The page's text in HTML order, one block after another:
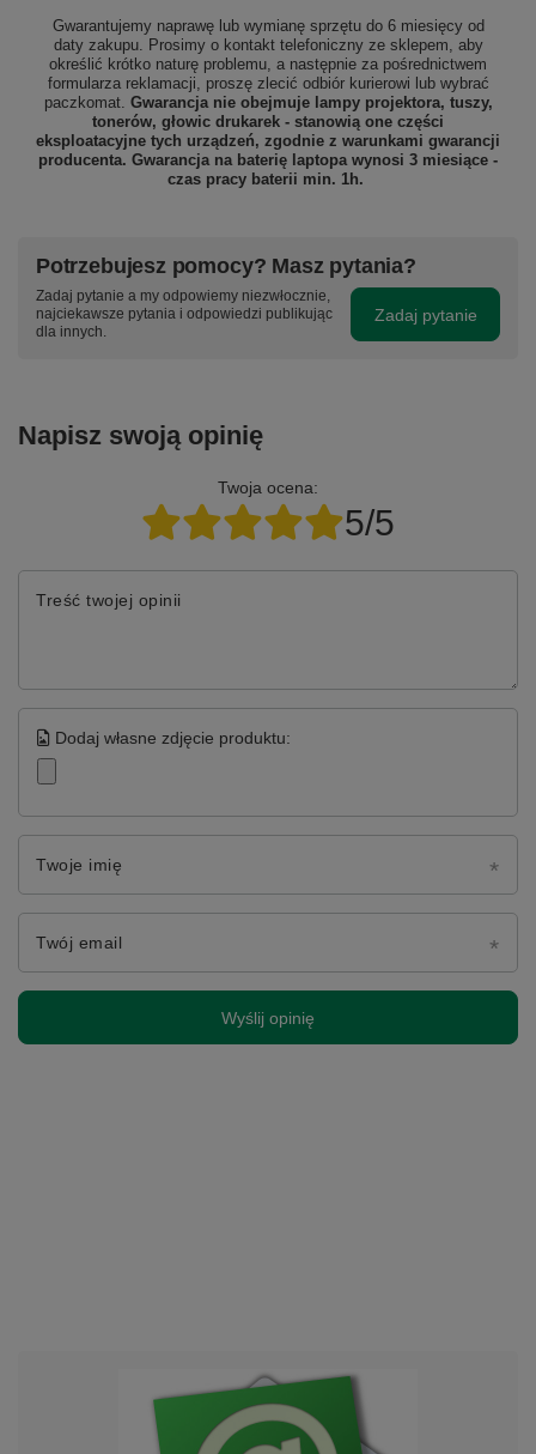
Gwarantujemy naprawę lub wymianę sprzętu do 6 miesięcy od
daty zakupu. Prosimy o kontakt telefoniczny ze sklepem, aby
określić krótko naturę problemu, a następnie za pośrednictwem
formularza reklamacji, proszę zlecić odbiór kurierowi lub wybrać
paczkomat. Gwarancja nie obejmuje lampy projektora, tuszy,
tonerów, głowic drukarek - stanowią one części
eksploatacyjne tych urządzeń, zgodnie z warunkami gwarancji
producenta. Gwarancja na baterię laptopa wynosi 3 miesiące -
czas pracy baterii min. 1h.
Potrzebujesz pomocy? Masz pytania?
Zadaj pytanie a my odpowiemy niezwłocznie,
najciekawsze pytania i odpowiedzi publikując
dla innych.
Zadaj pytanie
Napisz swoją opinię
Twoja ocena:
5/5
Treść twojej opinii
Dodaj własne zdjęcie produktu:
Twoje imię
Twój email
Wyślij opinię